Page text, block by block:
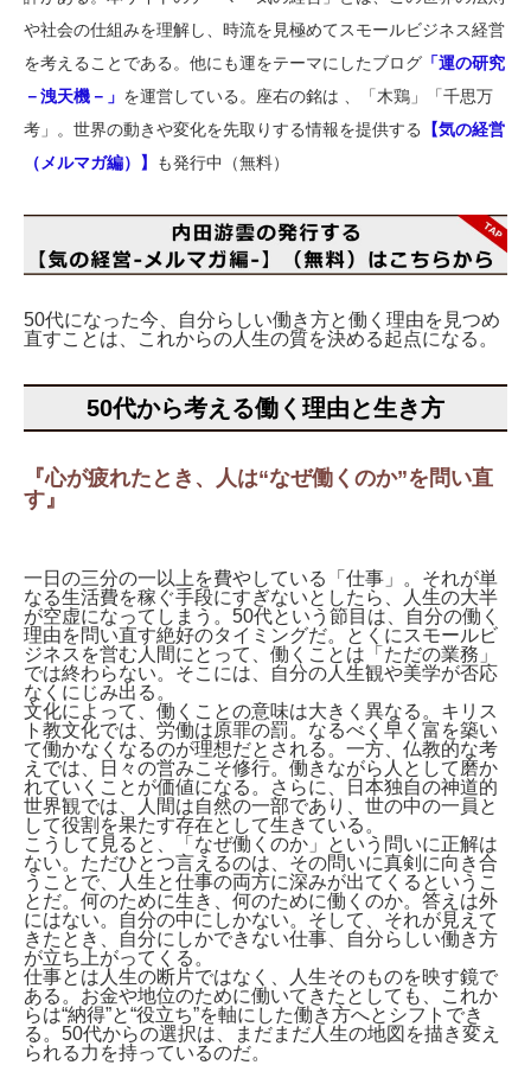
や社会の仕組みを理解し、時流を見極めてスモールビジネス経営
を考えることである。他にも運をテーマにしたブログ 「運の研究
－洩天機－」 を運営している。座右の銘は 、「木鶏」「千思万
考」。世界の動きや変化を先取りする情報を提供する
【気の経営
（メルマガ編）】
も発行中（無料）
50代になった今、自分らしい働き方と働く理由を見つめ
直すことは、これからの人生の質を決める起点になる。
50代から考える働く理由と生き方
『心が疲れたとき、人は“なぜ働くのか”を問い直
す』
一日の三分の一以上を費やしている「仕事」。それが単
なる生活費を稼ぐ手段にすぎないとしたら、人生の大半
が空虚になってしまう。50代という節目は、自分の働く
理由を問い直す絶好のタイミングだ。とくにスモールビ
ジネスを営む人間にとって、働くことは「ただの業務」
では終わらない。そこには、自分の人生観や美学が否応
なくにじみ出る。
文化によって、働くことの意味は大きく異なる。キリス
ト教文化では、労働は原罪の罰。なるべく早く富を築い
て働かなくなるのが理想だとされる。一方、仏教的な考
えでは、日々の営みこそ修行。働きながら人として磨か
れていくことが価値になる。さらに、日本独自の神道的
世界観では、人間は自然の一部であり、世の中の一員と
して役割を果たす存在として生きている。
こうして見ると、「なぜ働くのか」という問いに正解は
ない。ただひとつ言えるのは、その問いに真剣に向き合
うことで、人生と仕事の両方に深みが出てくるというこ
とだ。何のために生き、何のために働くのか。答えは外
にはない。自分の中にしかない。そして、それが見えて
きたとき、自分にしかできない仕事、自分らしい働き方
が立ち上がってくる。
仕事とは人生の断片ではなく、人生そのものを映す鏡で
ある。お金や地位のために働いてきたとしても、これか
らは“納得”と“役立ち”を軸にした働き方へとシフトでき
る。50代からの選択は、まだまだ人生の地図を描き変え
られる力を持っているのだ。